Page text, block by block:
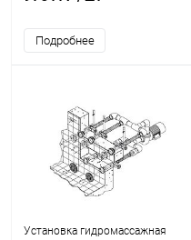
Подробнее
Установка гидромассажная